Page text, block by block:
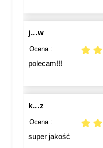
j...w
Ocena :
polecam!!!
k...z
Ocena :
super jakość